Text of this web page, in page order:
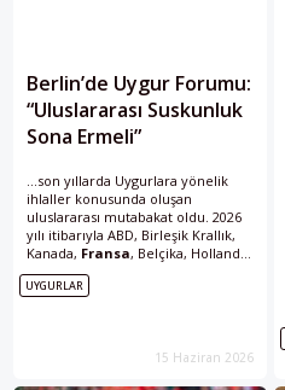
Berlin’de Uygur Forumu:
“Uluslararası Suskunluk
Sona Ermeli”
...son yıllarda Uygurlara yönelik
ihlaller konusunda oluşan
uluslararası mutabakat oldu. 2026
yılı itibarıyla ABD, Birleşik Krallık,
Kanada, Fransa, Belçika, Hollanda,
Çekya, İrlanda, Litvanya ve
Tayvan’ın yanı sıra Avrupa
UYGURLAR
15 Haziran 2026